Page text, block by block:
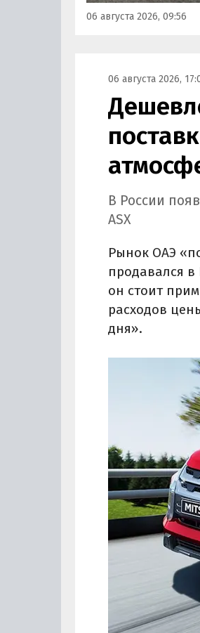
от 3 700 000 рублей,
«Автоновости дня».
06 августа 2026, 09:56
06 августа 2026,
В России
ASX
Рынок ОАЭ
продавался
он стоит
расходов
дня».